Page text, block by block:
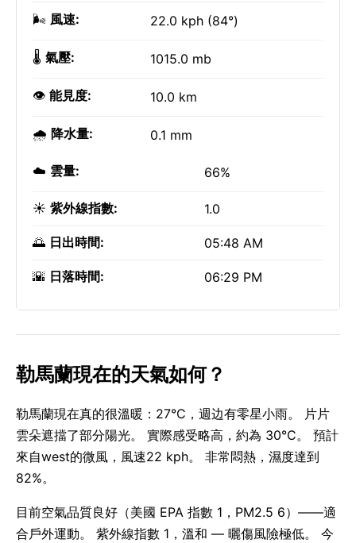
🌬️ 風速: 22.0 kph (84°)
🌡️ 氣壓: 1015.0 mb
👁️ 能見度: 10.0 km
🌧️ 降水量: 0.1 mm
☁️ 雲量: 66%
☀️ 紫外線指數: 1.0
🌅 日出時間: 05:48 AM
🌇 日落時間: 06:29 PM
勒馬蘭現在的天氣如何？
勒馬蘭現在真的很溫暖：27°C，週边有零星小雨。 片片
雲朵遮擋了部分陽光。 實際感受略高，約為 30°C。 預計
來自west的微風，風速22 kph。 非常悶熱，濕度達到
82%。
目前空氣品質良好（美國 EPA 指數 1，PM2.5 6）——適
合戶外運動。 紫外線指數 1，溫和 — 曬傷風險極低。 今